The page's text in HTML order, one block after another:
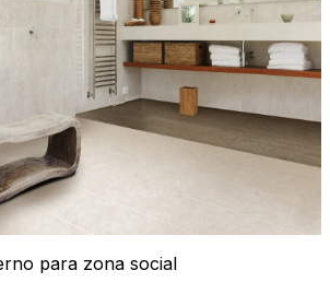
para zona social